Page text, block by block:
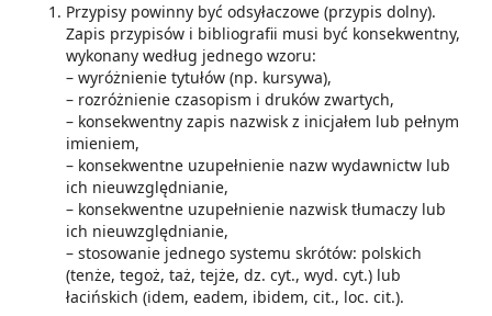
Przypisy powinny być odsyłaczowe (przypis dolny).
Zapis przypisów i bibliografii musi być konsekwentny,
wykonany według jednego wzoru:
– wyróżnienie tytułów (np. kursywa),
– rozróżnienie czasopism i druków zwartych,
– konsekwentny zapis nazwisk z inicjałem lub pełnym
imieniem,
– konsekwentne uzupełnienie nazw wydawnictw lub
ich nieuwzględnianie,
– konsekwentne uzupełnienie nazwisk tłumaczy lub
ich nieuwzględnianie,
– stosowanie jednego systemu skrótów: polskich
(tenże, tegoż, taż, tejże, dz. cyt., wyd. cyt.) lub
łacińskich (idem, eadem, ibidem, cit., loc. cit.).